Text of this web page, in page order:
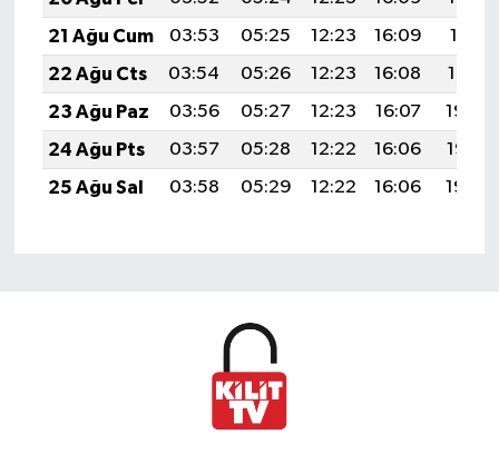
21 Ağu Cum
03:53 05:25 12:23 16:09
19:11
22 Ağu Cts
03:54 05:26 12:23 16:08
19:10
23 Ağu Paz
03:56 05:27 12:23 16:07
19:08
24 Ağu Pts
03:57 05:28 12:22 16:06
19:07
25 Ağu Sal
03:58 05:29 12:22 16:06 19:05